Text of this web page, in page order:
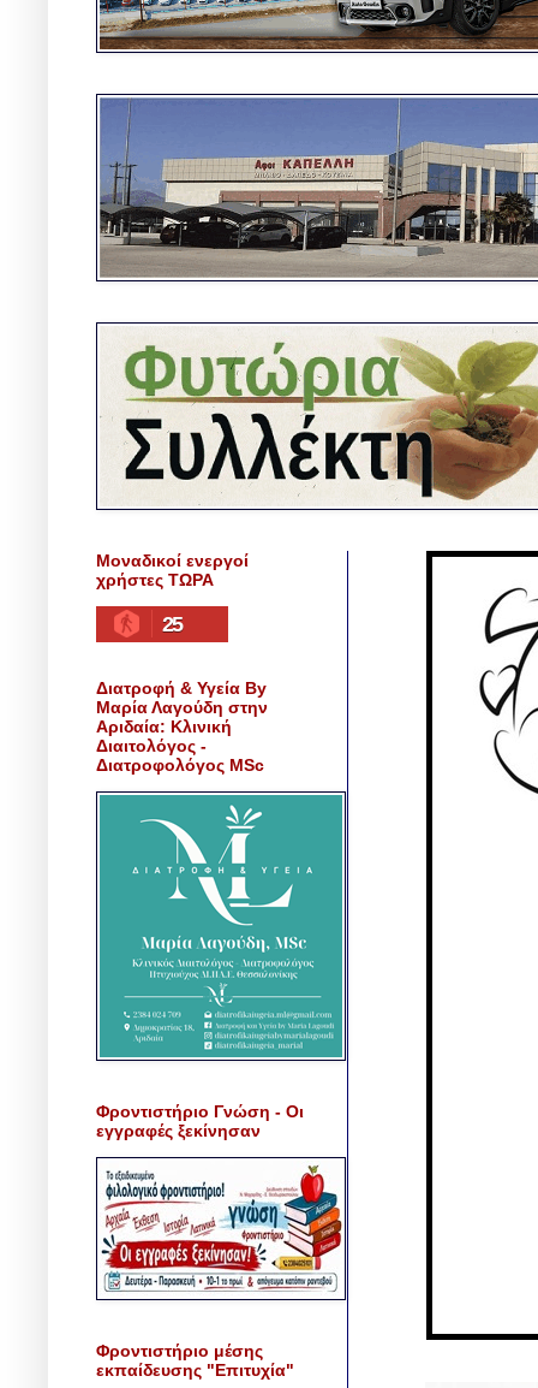
Μοναδικοί ενεργοί
χρήστες ΤΩΡΑ
25
Διατροφή & Υγεία By
Μαρία Λαγούδη στην
Αριδαία: Κλινική
Διαιτολόγος -
Διατροφολόγος MSc
Φροντιστήριο Γνώση - Οι
εγγραφές ξεκίνησαν
Φροντιστήριο μέσης
εκπαίδευσης "Επιτυχία"